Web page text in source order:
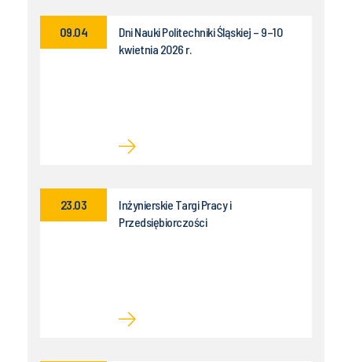
Dni Nauki Politechniki Śląskiej – 9–10
kwietnia 2026 r.
09.04
Inżynierskie Targi Pracy i
Przedsiębiorczości
23.03